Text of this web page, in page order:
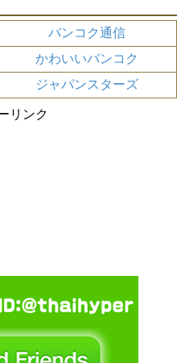
バンコク通信
かわいいバンコク
ジャパンスターズ
リンク